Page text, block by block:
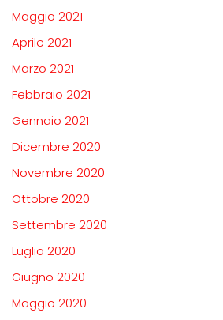
Maggio 2021
Aprile 2021
Marzo 2021
Febbraio 2021
Gennaio 2021
Dicembre 2020
Novembre 2020
Ottobre 2020
Settembre 2020
Luglio 2020
Giugno 2020
Maggio 2020